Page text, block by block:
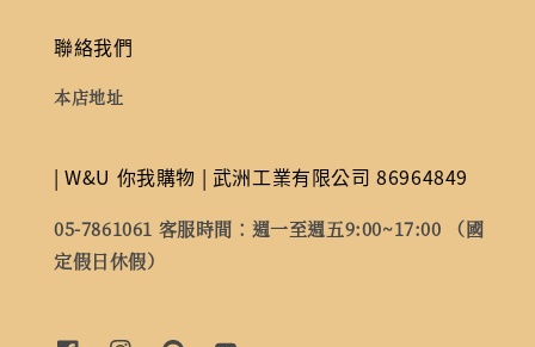
聯絡我們
本店地址
| W&U 你我購物 | 武洲工業有限公司 86964849
05-7861061 客服時間：週一至週五9:00~17:00 （國
定假日休假）